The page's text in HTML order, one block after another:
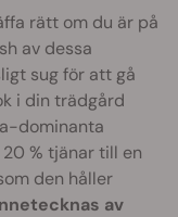
rätt om du är på
av dessa
sug för att gå
i din trädgård
dominanta
% tjänar till en
den håller
av